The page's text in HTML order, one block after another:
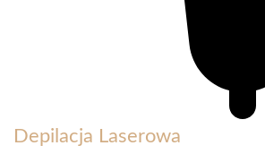
Depilacja Laserowa